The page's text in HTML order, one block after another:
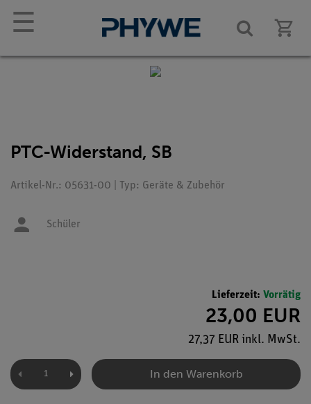
☰
PTC-Widerstand, SB
Artikel-Nr.: 05631-00 | Typ: Geräte & Zubehör
Schüler
Lieferzeit: Vorrätig
23,00 EUR
27,37 EUR inkl. MwSt.
In den Warenkorb